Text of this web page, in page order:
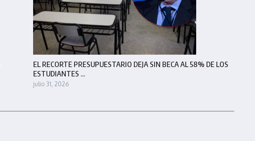
EL RECORTE PRESUPUESTARIO DEJA SIN BECA AL 58% DE LOS
ESTUDIANTES ...
julio 31, 2026